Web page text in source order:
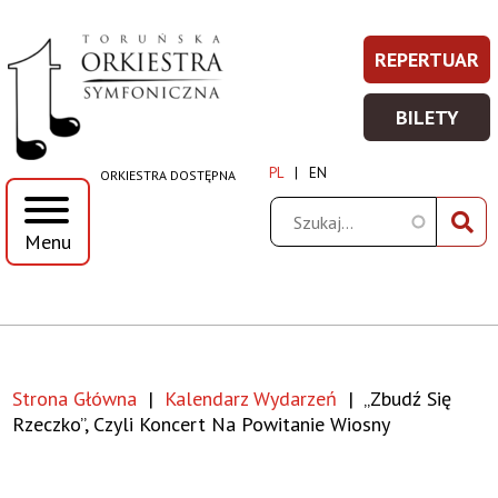
„Zbudź
się
rzeczko”,
czyli
koncert
na
wiosny
Przejdź
do
Przejdź
do
Przejdź
do
wyszukiwania
Przejdź
do
stopki
ORKIESTRA DOSTĘPNA PL EN
Szukaj
Menu
Prawe
Top
Menu
REPERTUAR
-
WIĘCEJ
BILETY
BILETY
Ścieżka
Strona Główna Kalendarz Wydarzeń
„Zbudź Się
Rzeczko”, Czyli Koncert Na Powitanie Wiosny